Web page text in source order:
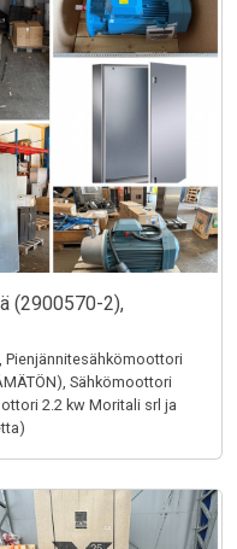
(2900570-2),
Pienjännitesähkömoottori
Sähkömoottori
2.2 kw Moritali srl ja